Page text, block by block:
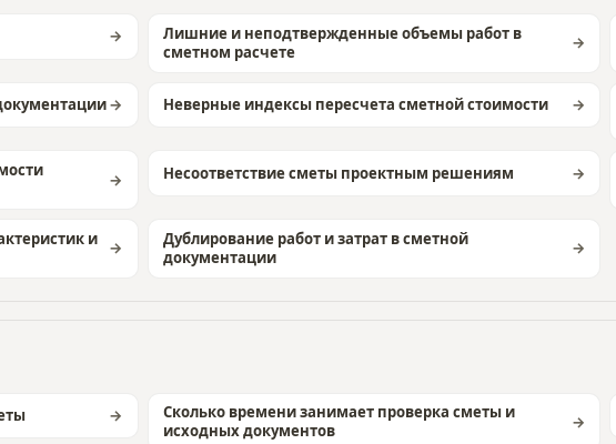
Лишние и неподтвержденные объемы работ в
сметном расчете
Неверные индексы пересчета сметной стоимости
Несоответствие сметы проектным решениям
и
Дублирование работ и затрат в сметной
документации
Сколько времени занимает проверка сметы и
исходных документов